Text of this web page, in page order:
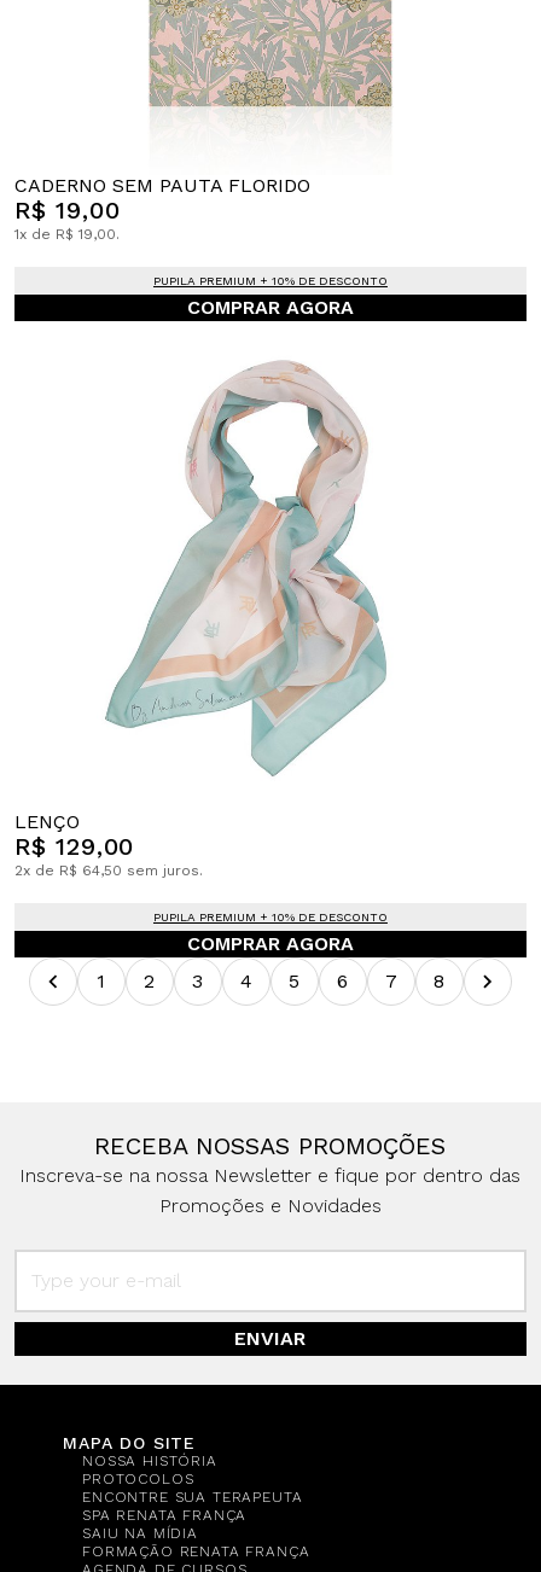
CADERNO SEM PAUTA FLORIDO
R$ 19,00
1x de R$ 19,00.
PUPILA PREMIUM + 10% DE DESCONTO
COMPRAR AGORA
LENÇO
R$ 129,00
2x de R$ 64,50 sem juros.
PUPILA PREMIUM + 10% DE DESCONTO
COMPRAR AGORA
1
2 3 4 5 6 7 8
RECEBA NOSSAS PROMOÇÕES
Inscreva-se na nossa Newsletter e fique por dentro das
Promoções e Novidades
ENVIAR
MAPA DO SITE
NOSSA HISTÓRIA
PROTOCOLOS
ENCONTRE SUA TERAPEUTA
SPA RENATA FRANÇA
SAIU NA MÍDIA
FORMAÇÃO RENATA FRANÇA